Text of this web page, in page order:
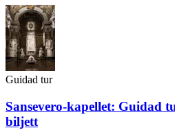
Guidad tur
Sansevero-kapellet: Guidad
biljett